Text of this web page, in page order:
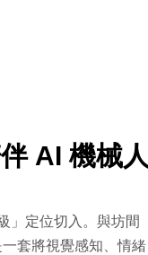
AI 機械人
」定位切入。與坊間
套將視覺感知、情緒